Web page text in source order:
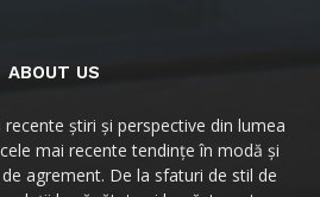
ABOUT US
știri și perspective din lumea
mai recente tendințe în modă și
agrement. De la sfaturi de stil de